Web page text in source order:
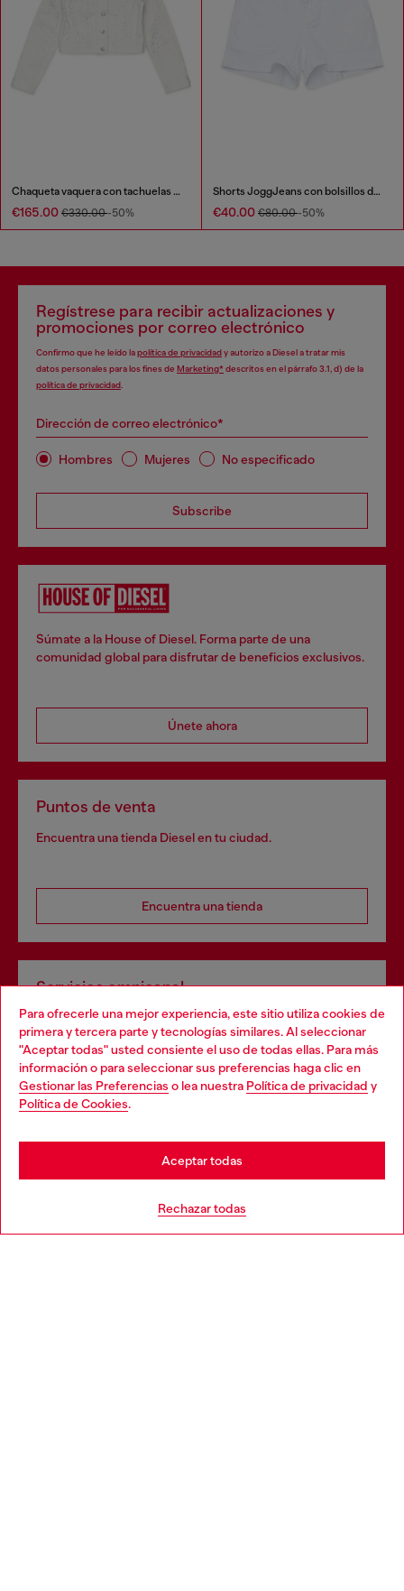
Para ofrecerle una mejor experiencia, este sitio utiliza cookies de
primera y tercera parte y tecnologías similares. Al seleccionar
"Aceptar todas" usted consiente el uso de todas ellas. Para más
información o para seleccionar sus preferencias haga clic en
Gestionar las Preferencias o lea nuestra Política de privacidad y
Política de Cookies.
Rechazar todas
Aceptar todas
Chaqueta vaquera con tachuelas por todo
€165.00 €330.00-50%
Shorts JoggJeans con bolsillos de parche
€40.00 €80.00-50%
Regístrese para recibir actualizaciones y
promociones por correo electrónico
Confirmo que he leído lapolítica de privacidady autorizo a Diesel a tratar mis
datos personales para los fines de Marketing*descritos en el párrafo 3.1, d) de la
política de privacidad
Dirección de correo electrónico*
Hombres Mujeres No especificado
Subscribe
Súmate a la House of Diesel. Forma parte de una
comunidad global para disfrutar de beneficios exclusivos.
Únete ahora
Puntos de venta
Encuentra una tienda Diesel en tu ciudad.
Encuentra una tienda
Servicios omnicanal
Descubre todos nuestros servicios, tanto en línea como
en la tienda.
Choose your location
You are currently browsing España website, but it seems you
may be based in United States